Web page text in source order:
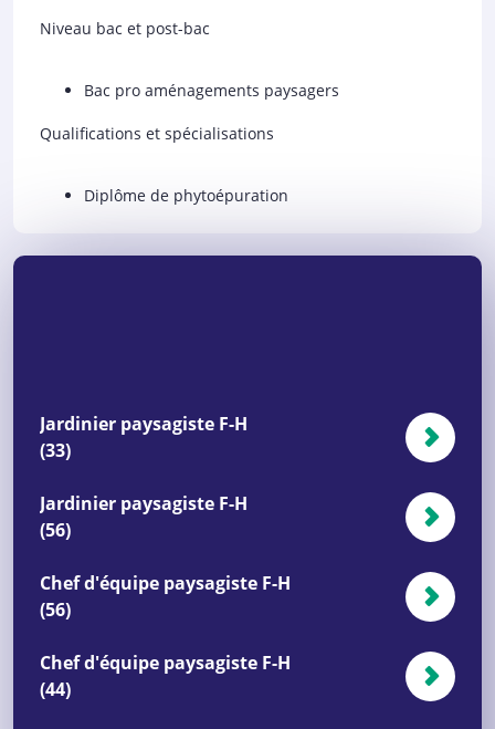
Niveau bac et post-bac
Bac pro aménagements paysagers
Qualifications et spécialisations
Diplôme de phytoépuration
Jardinier paysagiste F-H
(33)
Jardinier paysagiste F-H
(56)
Chef d'équipe paysagiste F-H
(56)
Chef d'équipe paysagiste F-H
(44)